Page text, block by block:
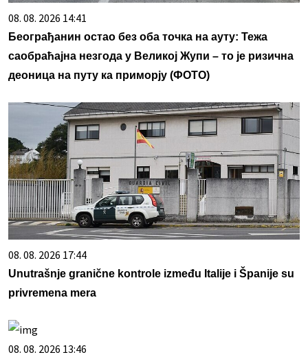
08. 08. 2026 14:41
Београђанин остао без оба точка на ауту: Тежа
саобраћајна незгода у Великој Жупи – то је ризична
деоница на путу ка приморју (ФОТО)
08. 08. 2026 17:44
Unutrašnje granične kontrole između Italije i Španije su
privremena mera
08. 08. 2026 13:46